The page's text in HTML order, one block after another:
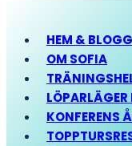
HEM & BLOGG
OM SOFIA
LÖPARLÄGER
KONFERENS